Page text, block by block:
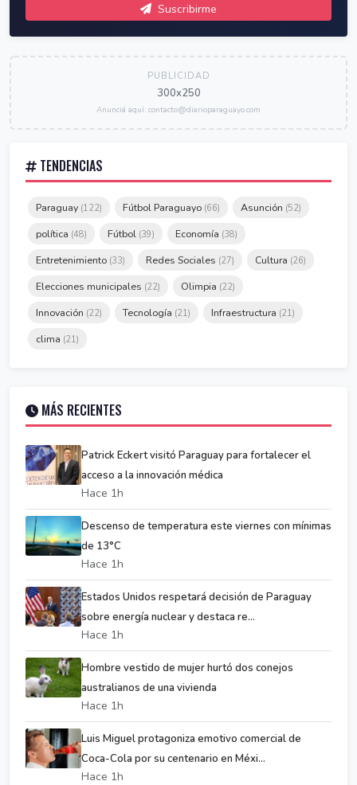
Suscribirme
PUBLICIDAD
300x250
Anunciá aquí: contacto@diarioparaguayo.com
TENDENCIAS
Paraguay (122) Fútbol Paraguayo (66) Asunción (52)
política (48) Fútbol (39) Economía (38)
Entretenimiento (33) Redes Sociales (27) Cultura (26)
Elecciones municipales (22) Olimpia (22)
Innovación (22) Tecnología (21) Infraestructura (21)
clima (21)
MÁS RECIENTES
Patrick Eckert visitó Paraguay para fortalecer el
acceso a la innovación médica
Hace 1h
Descenso de temperatura este viernes con mínimas
de 13°C
Hace 1h
Estados Unidos respetará decisión de Paraguay
sobre energía nuclear y destaca re...
Hace 1h
Hombre vestido de mujer hurtó dos conejos
australianos de una vivienda
Hace 1h
Luis Miguel protagoniza emotivo comercial de
Coca-Cola por su centenario en Méxi...
Hace 1h